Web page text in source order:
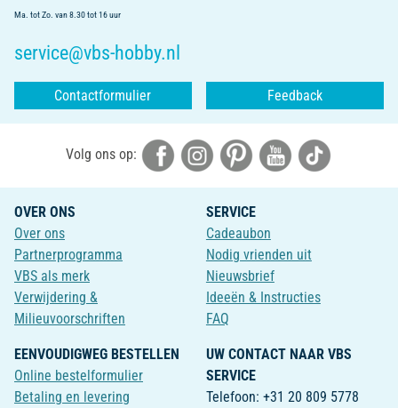
Ma. tot Zo. van 8.30 tot 16 uur
service@vbs-hobby.nl
Contactformulier Feedback
Volg ons op:
OVER ONS
Over ons
Partnerprogramma
VBS als merk
Verwijdering &
Milieuvoorschriften
SERVICE
Cadeaubon
Nodig vrienden uit
Nieuwsbrief
Ideeën & Instructies
FAQ
EENVOUDIGWEG BESTELLEN
Online bestelformulier
Betaling en levering
UW CONTACT NAAR VBS
SERVICE
Telefoon: +31 20 809 5778